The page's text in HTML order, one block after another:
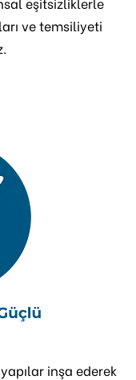
ve temsiliyeti
inşa ederek